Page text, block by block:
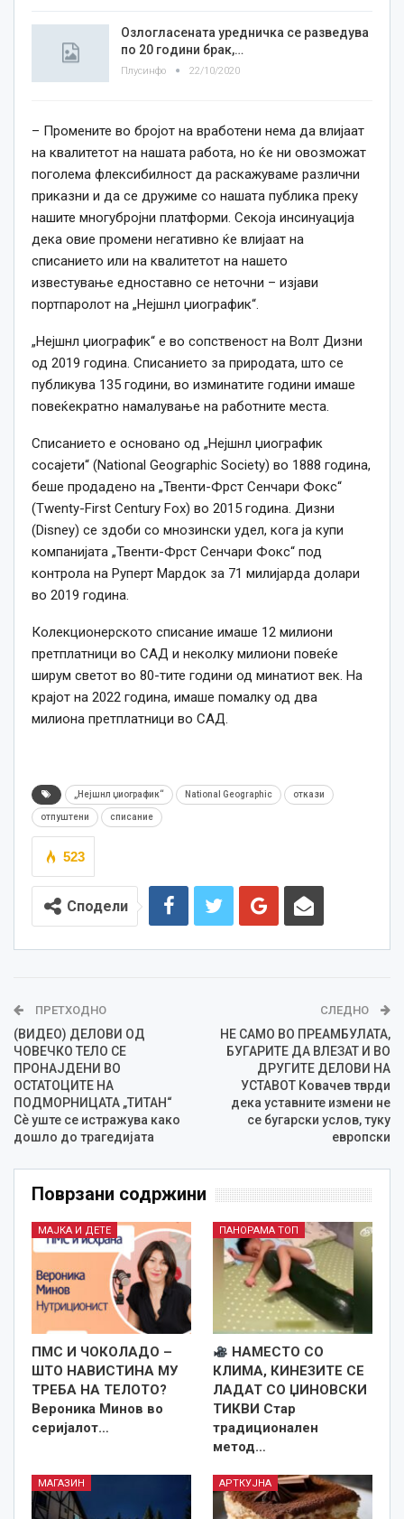
Озлогласената уредничка се разведува
по 20 години брак,…
Плусинфо 22/10/2020
– Промените во бројот на вработени нема да влијаат
на квалитетот на нашата работа, но ќе ни овозможат
поголема флексибилност да раскажуваме различни
приказни и да се дружиме со нашата публика преку
нашите многубројни платформи. Секоја инсинуација
дека овие промени негативно ќе влијаат на
списанието или на квалитетот на нашето
известување едноставно се неточни – изјави
портпаролот на „Нејшнл џиографик“.
„Нејшнл џиографик“ е во сопственост на Волт Дизни
од 2019 година. Списанието за природата, што се
публикува 135 години, во изминатите години имаше
повеќекратно намалување на работните места.
Списанието е основано од „Нејшнл џиографик
сосајети“ (National Geographic Society) во 1888 година,
беше продадено на „Твенти-Фрст Сенчари Фокс“
(Twenty-First Century Fox) во 2015 година. Дизни
(Disney) се здоби со мнозински удел, кога ја купи
компанијата „Твенти-Фрст Сенчари Фокс“ под
контрола на Руперт Мардок за 71 милијарда долари
во 2019 година.
Колекционерското списание имаше 12 милиони
претплатници во САД и неколку милиони повеќе
ширум светот во 80-тите години од минатиот век. На
крајот на 2022 година, имаше помалку од два
милиона претплатници во САД.
„Нејшнл џиографик“ National Geographic откази
отпуштени списание
523
Сподели
ПРЕТХОДНО
(ВИДЕО) ДЕЛОВИ ОД
ЧОВЕЧКО ТЕЛО СЕ
ПРОНАЈДЕНИ ВО
ОСТАТОЦИТЕ НА
ПОДМОРНИЦАТА „ТИТАН“
Сѐ уште се истражува како
дошло до трагедијата
СЛЕДНО
НЕ САМО ВО ПРЕАМБУЛАТА,
БУГАРИТЕ ДА ВЛЕЗАТ И ВО
ДРУГИТЕ ДЕЛОВИ НА
УСТАВОТ Ковачев тврди
дека уставните измени не
се бугарски услов, туку
европски
Поврзани содржини
МАЈКА И ДЕТЕ
ПМС И ЧОКОЛАДО –
ШТО НАВИСТИНА МУ
ТРЕБА НА ТЕЛОТО?
Вероника Минов во
серијалот…
ПАНОРАМА ТОП
НАМЕСТО СО
КЛИМА, КИНЕЗИТЕ СЕ
ЛАДАТ СО ЏИНОВСКИ
ТИКВИ Стар
традиционален
метод…
МАГАЗИН АРТКУЈНА